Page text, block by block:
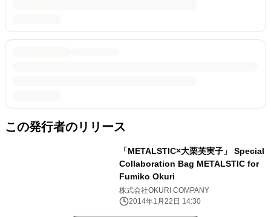
この発行者のリリース
「METALSTIC×大栗芙実子」 Special
Collaboration Bag METALSTIC for
Fumiko Okuri
株式会社OKURI COMPANY
2014年1月22日 14:30